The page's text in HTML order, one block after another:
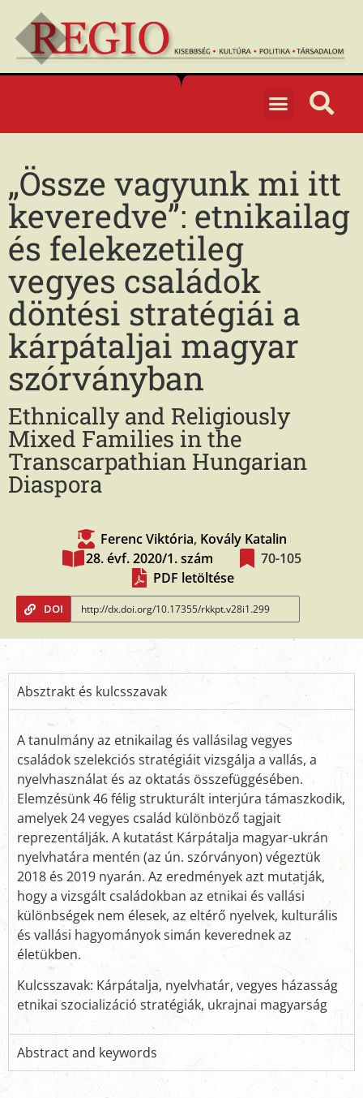
„Össze vagyunk mi itt
keveredve”: etnikailag
és felekezetileg
vegyes családok
döntési stratégiái a
kárpátaljai magyar
szórványban
Ethnically and Religiously
Mixed Families in the
Transcarpathian Hungarian
Diaspora
Ferenc Viktória, Kovály Katalin
28. évf. 2020/1. szám
70-105
PDF letöltése
DOI
Absztrakt és kulcsszavak
A tanulmány az etnikailag és vallásilag vegyes
családok szelekciós stratégiáit vizsgálja a vallás, a
nyelvhasználat és az oktatás összefüggésében.
Elemzésünk 46 félig strukturált interjúra támaszkodik,
amelyek 24 vegyes család különböző tagjait
reprezentálják. A kutatást Kárpátalja magyar-ukrán
nyelvhatára mentén (az ún. szórványon) végeztük
2018 és 2019 nyarán. Az eredmények azt mutatják,
hogy a vizsgált családokban az etnikai és vallási
különbségek nem élesek, az eltérő nyelvek, kulturális
és vallási hagyományok simán keverednek az
életükben.
Kulcsszavak: Kárpátalja, nyelvhatár, vegyes házasság
etnikai szocializáció stratégiák, ukrajnai magyarság
Abstract and keywords